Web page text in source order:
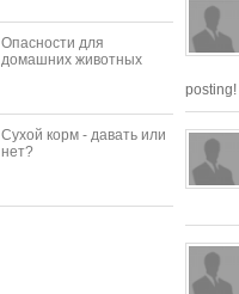
Опасности для
домашних животных
Сухой корм - давать или
нет?
posting!